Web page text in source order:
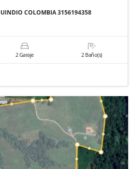
COLOMBIA 3156194358
2 Garaje 2 Baño(s)